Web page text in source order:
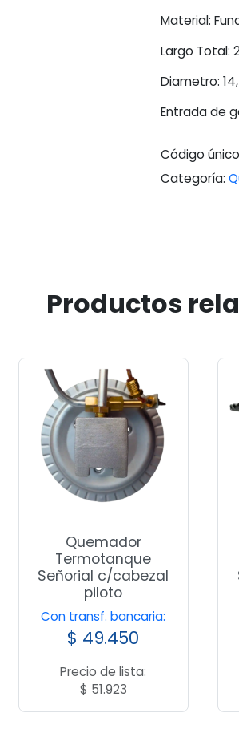
Material:
Largo Total:
Diametro:
Entrada de
Código
Categoría:
Productos
Quemador
Termotanque
Señorial c/cabezal
piloto
Con transf. bancaria:
$ 49.450
Precio de lista:
$ 51.923